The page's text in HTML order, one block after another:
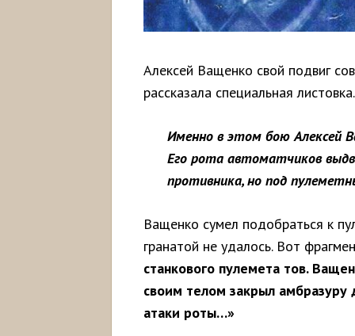
Алексей Ващенко свой подвиг
рассказала специальная листовка.
Именно в этом бою Алексей
Его рота автоматчиков
противника, но под
Ващенко сумел подобраться к
гранатой не удалось. Вот
станкового пулемета тов.
своим телом закрыл амбразуру
атаки роты…»